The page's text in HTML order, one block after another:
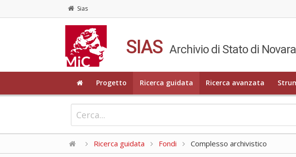
Sias
SIAS Archivio di Stato di Novara
Progetto Ricerca guidata Ricerca avanzata
Ricerca guidata Fondi Complesso archivistico